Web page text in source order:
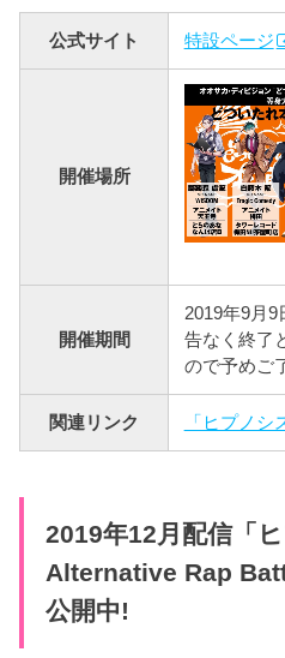
公式サイト 特設ページ
開催場所
開催期間
2019年9月
告なく終了
ので予めご
関連リンク 「ヒプノシ
2019年12月配信「
Alternative Rap
公開中!